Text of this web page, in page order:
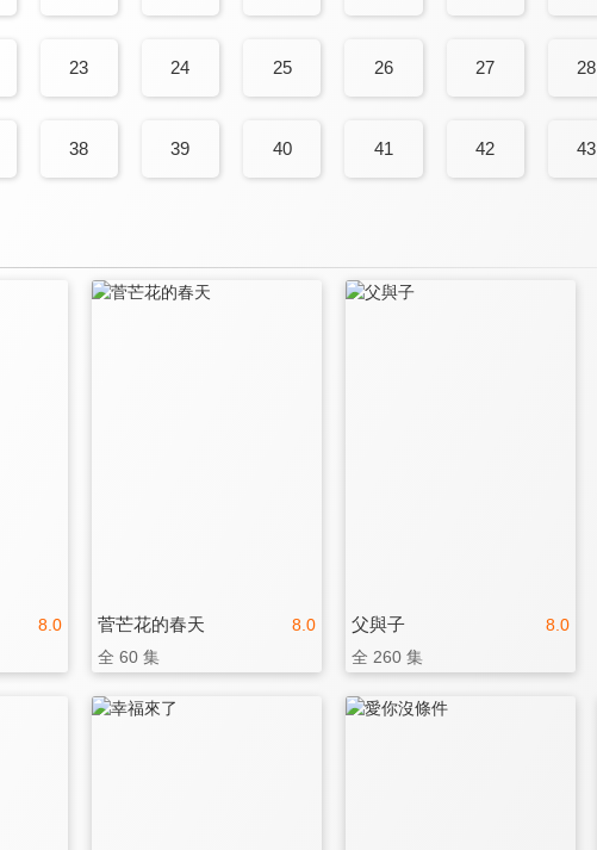
23 24 25 26 27 28
38 39 40 41 42 43
8.0 8.0
菅芒花的春天
全 60 集
8.0
父與子
全 260 集